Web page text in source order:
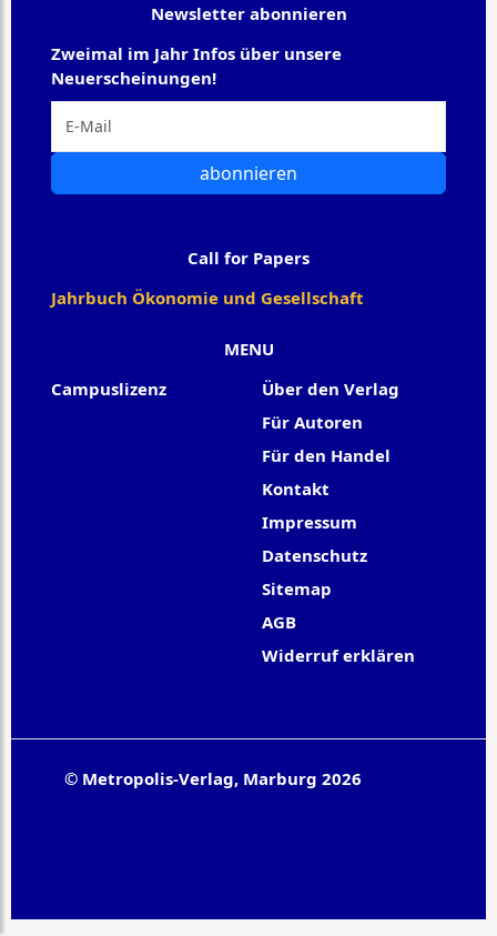
MENU
Campuslizenz
Über den Verlag
Für Autoren
Für den Handel
Kontakt
Impressum
Datenschutz
Sitemap
AGB
Widerruf erklären
Newsletter abonnieren
Zweimal im Jahr Infos über unsere
Neuerscheinungen!
abonnieren
Call for Papers
Jahrbuch Ökonomie und Gesellschaft
© Metropolis-Verlag, Marburg 2026